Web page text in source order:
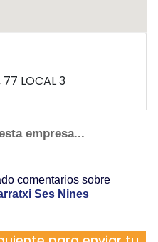
LOCAL 3
empresa...
comentarios sobre
Ses Nines